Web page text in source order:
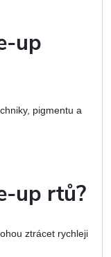
up
pigmentu a
up rtů?
ztrácet rychleji